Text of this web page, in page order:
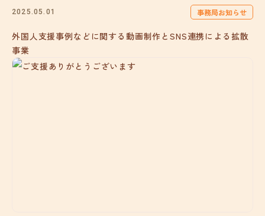
2025.05.01 事務局お知らせ
外国人支援事例などに関する動画制作とSNS連携による拡散
事業